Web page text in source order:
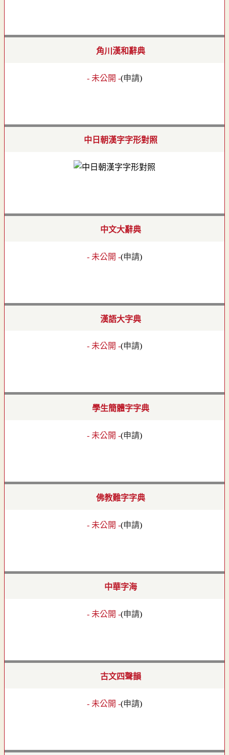
角川漢和辭典
- 未公開 -(申請)
中日朝漢字字形對照
中文大辭典
- 未公開 -(申請)
漢語大字典
- 未公開 -(申請)
學生簡體字字典
- 未公開 -(申請)
佛教難字字典
- 未公開 -(申請)
中華字海
- 未公開 -(申請)
古文四聲韻
- 未公開 -(申請)